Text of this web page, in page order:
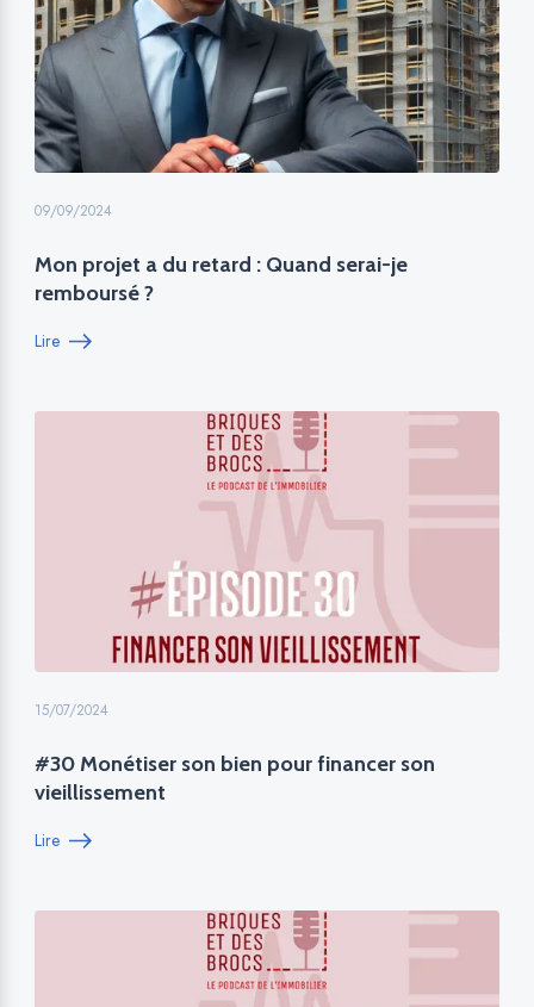
09/09/2024
Mon projet a du retard : Quand serai-je
remboursé ?
Lire
15/07/2024
#30 Monétiser son bien pour financer son
vieillissement
Lire